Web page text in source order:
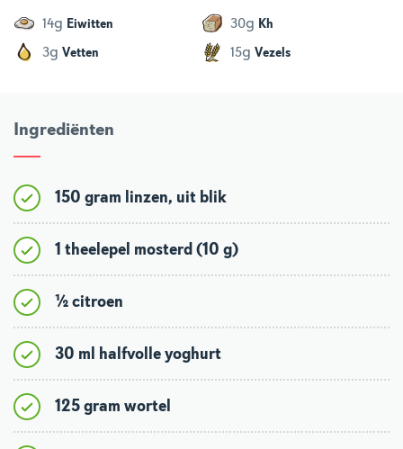
14g Eiwitten 30g Kh
3g Vetten 15g Vezels
Ingrediënten
150 gram linzen, uit blik
1 theelepel mosterd (10 g)
½ citroen
30 ml halfvolle yoghurt
125 gram wortel